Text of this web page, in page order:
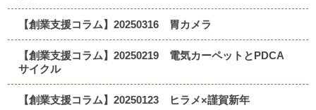
【創業支援コラム】20250316 胃カメラ
【創業支援コラム】20250219 電気カーペットとPDCA
サイクル
【創業支援コラム】20250123 ヒラメ×謹賀新年